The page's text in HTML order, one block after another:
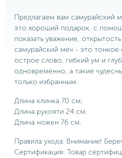
Предлагаем вам самурайский
это хороший подарок, с
показать уважение,
самурайский меч - это
острое слово, гибкий ум и
одновременно, а такие
только избранным.
Длина клинка 70 см;
Длина рукояти 24 см.
Длина ножен 76 см.
Правила ухода: Внимание!
Сертификация: Товар